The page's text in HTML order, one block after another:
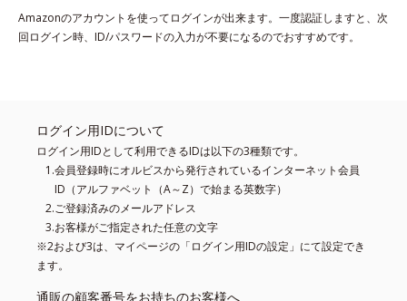
Amazonのアカウントを使ってログインが出来ます。一度認証しますと、次
回ログイン時、ID/パスワードの入力が不要になるのでおすすめです。
ログイン用IDについて
ログイン用IDとして利用できるIDは以下の3種類です。
会員登録時にオルビスから発行されているインターネット会員
ID（アルファベット（A～Z）で始まる英数字）
ご登録済みのメールアドレス
お客様がご指定された任意の文字
※2および3は、マイページの「ログイン用IDの設定」にて設定でき
ます。
通販の顧客番号をお持ちのお客様へ